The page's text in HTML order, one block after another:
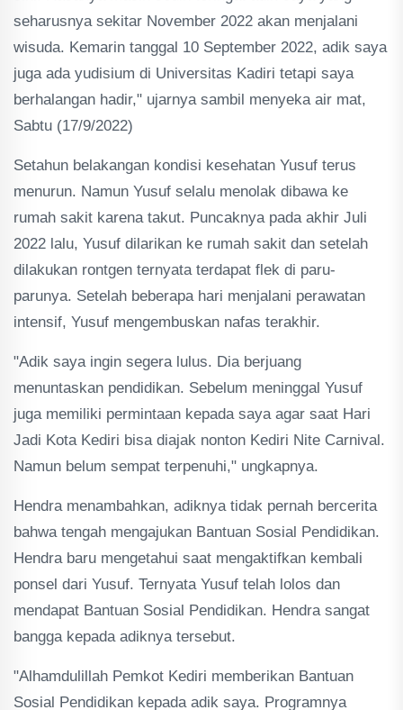
seharusnya sekitar November 2022 akan menjalani
wisuda. Kemarin tanggal 10 September 2022, adik saya
juga ada yudisium di Universitas Kadiri tetapi saya
berhalangan hadir," ujarnya sambil menyeka air mat,
Sabtu (17/9/2022)
Setahun belakangan kondisi kesehatan Yusuf terus
menurun. Namun Yusuf selalu menolak dibawa ke
rumah sakit karena takut. Puncaknya pada akhir Juli
2022 lalu, Yusuf dilarikan ke rumah sakit dan setelah
dilakukan rontgen ternyata terdapat flek di paru-
parunya. Setelah beberapa hari menjalani perawatan
intensif, Yusuf mengembuskan nafas terakhir.
"Adik saya ingin segera lulus. Dia berjuang
menuntaskan pendidikan. Sebelum meninggal Yusuf
juga memiliki permintaan kepada saya agar saat Hari
Jadi Kota Kediri bisa diajak nonton Kediri Nite Carnival.
Namun belum sempat terpenuhi," ungkapnya.
Hendra menambahkan, adiknya tidak pernah bercerita
bahwa tengah mengajukan Bantuan Sosial Pendidikan.
Hendra baru mengetahui saat mengaktifkan kembali
ponsel dari Yusuf. Ternyata Yusuf telah lolos dan
mendapat Bantuan Sosial Pendidikan. Hendra sangat
bangga kepada adiknya tersebut.
"Alhamdulillah Pemkot Kediri memberikan Bantuan
Sosial Pendidikan kepada adik saya. Programnya